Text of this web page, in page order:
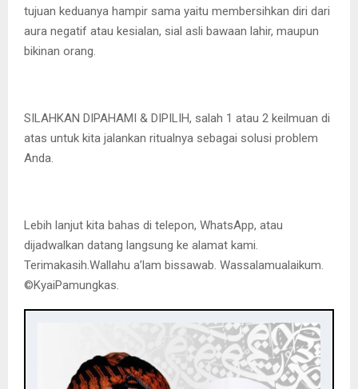
tujuan keduanya hampir sama yaitu membersihkan diri dari
aura negatif atau kesialan, sial asli bawaan lahir, maupun
bikinan orang.
SILAHKAN DIPAHAMI & DIPILIH, salah 1 atau 2 keilmuan di
atas untuk kita jalankan ritualnya sebagai solusi problem
Anda.
Lebih lanjut kita bahas di telepon, WhatsApp, atau
dijadwalkan datang langsung ke alamat kami.
Terimakasih.Wallahu a’lam bissawab. Wassalamualaikum.
©️KyaiPamungkas.